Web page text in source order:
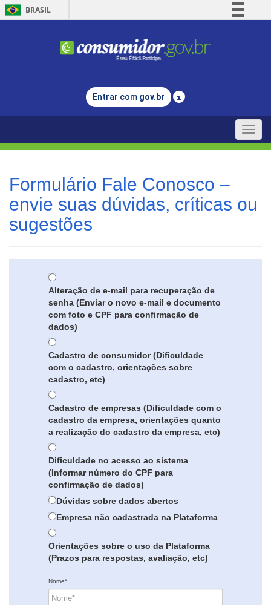
BRASIL
Comunica BR
Legislação
Entrar com gov.br
Toggle
Formulário Fale Conosco –
envie suas dúvidas, críticas ou
sugestões
Alteração de e-mail para recuperação de
senha (Enviar o novo e-mail e documento
com foto e CPF para confirmação de
dados)
Cadastro de consumidor (Dificuldade
com o cadastro, orientações sobre
cadastro, etc)
Cadastro de empresas (Dificuldade com o
cadastro da empresa, orientações quanto
a realização do cadastro da empresa, etc)
Dificuldade no acesso ao sistema
(Informar número do CPF para
confirmação de dados)
Dúvidas sobre dados abertos
Empresa não cadastrada na Plataforma
Orientações sobre o uso da Plataforma
(Prazos para respostas, avaliação, etc)
Nome*